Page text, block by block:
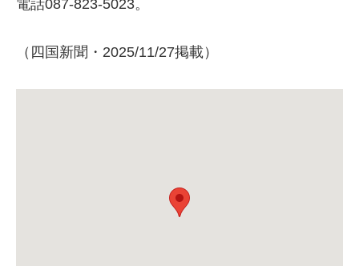
電話087-823-5023。
（四国新聞・2025/11/27掲載）